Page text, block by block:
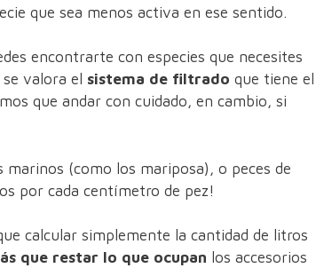
que sea menos activa en ese sentido.
encontrarte con especies que necesites
valora el sistema de filtrado que tiene el
que andar con cuidado, en cambio, si
(como los mariposa), o peces de
por cada centímetro de pez!
calcular simplemente la cantidad de litros
que restar lo que ocupan los accesorios